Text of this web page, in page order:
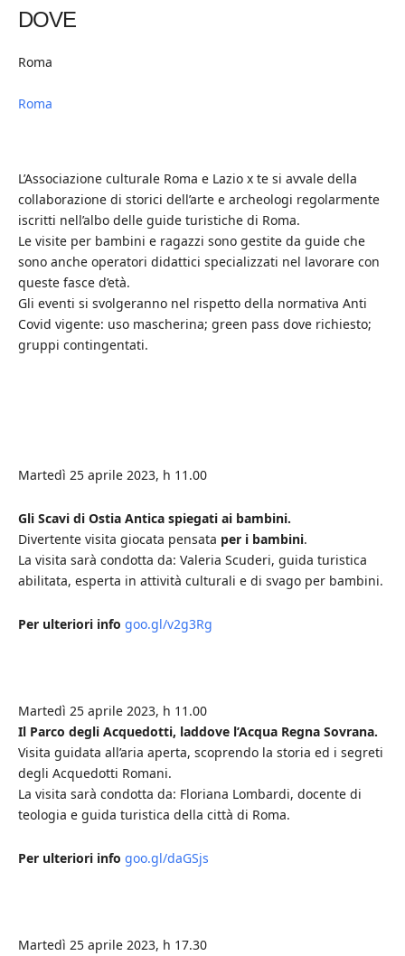
DOVE
Roma
Roma
L’Associazione culturale Roma e Lazio x te si avvale della
collaborazione di storici dell’arte e archeologi regolarmente
iscritti nell’albo delle guide turistiche di Roma.
Le visite per bambini e ragazzi sono gestite da guide che
sono anche operatori didattici specializzati nel lavorare con
queste fasce d’età.
Gli eventi si svolgeranno nel rispetto della normativa Anti
Covid vigente: uso mascherina; green pass dove richiesto;
gruppi contingentati.
Martedì 25 aprile 2023, h 11.00
Gli Scavi di Ostia Antica spiegati ai bambini.
Divertente visita giocata pensata per i bambini.
La visita sarà condotta da: Valeria Scuderi, guida turistica
abilitata, esperta in attività culturali e di svago per bambini.
Per ulteriori info goo.gl/v2g3Rg
Martedì 25 aprile 2023, h 11.00
Il Parco degli Acquedotti, laddove l’Acqua Regna Sovrana.
Visita guidata all’aria aperta, scoprendo la storia ed i segreti
degli Acquedotti Romani.
La visita sarà condotta da: Floriana Lombardi, docente di
teologia e guida turistica della città di Roma.
Per ulteriori info goo.gl/daGSjs
Martedì 25 aprile 2023, h 17.30